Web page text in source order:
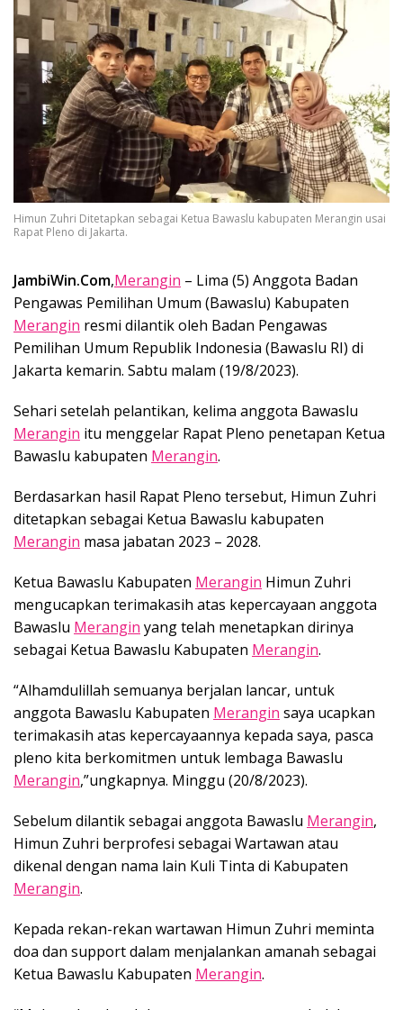
Himun Zuhri Ditetapkan sebagai Ketua Bawaslu kabupaten Merangin usai
Rapat Pleno di Jakarta.
JambiWin.Com,Merangin – Lima (5) Anggota Badan
Pengawas Pemilihan Umum (Bawaslu) Kabupaten
Merangin resmi dilantik oleh Badan Pengawas
Pemilihan Umum Republik Indonesia (Bawaslu RI) di
Jakarta kemarin. Sabtu malam (19/8/2023).
Sehari setelah pelantikan, kelima anggota Bawaslu
Merangin itu menggelar Rapat Pleno penetapan Ketua
Bawaslu kabupaten Merangin.
Berdasarkan hasil Rapat Pleno tersebut, Himun Zuhri
ditetapkan sebagai Ketua Bawaslu kabupaten
Merangin masa jabatan 2023 – 2028.
Ketua Bawaslu Kabupaten Merangin Himun Zuhri
mengucapkan terimakasih atas kepercayaan anggota
Bawaslu Merangin yang telah menetapkan dirinya
sebagai Ketua Bawaslu Kabupaten Merangin.
“Alhamdulillah semuanya berjalan lancar, untuk
anggota Bawaslu Kabupaten Merangin saya ucapkan
terimakasih atas kepercayaannya kepada saya, pasca
pleno kita berkomitmen untuk lembaga Bawaslu
Merangin,”ungkapnya. Minggu (20/8/2023).
Sebelum dilantik sebagai anggota Bawaslu Merangin,
Himun Zuhri berprofesi sebagai Wartawan atau
dikenal dengan nama lain Kuli Tinta di Kabupaten
Merangin.
Kepada rekan-rekan wartawan Himun Zuhri meminta
doa dan support dalam menjalankan amanah sebagai
Ketua Bawaslu Kabupaten Merangin.